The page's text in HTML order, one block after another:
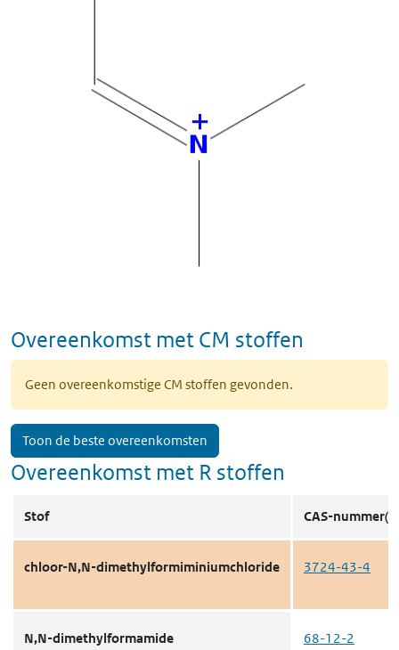
Overeenkomst met CM stoffen
Geen overeenkomstige CM stoffen gevonden.
Toon de beste overeenkomsten
Overeenkomst met R stoffen
Stof CAS-nummer(s)
chloor-N,N-dimethylformiminiumchloride 3724-43-4
N,N-dimethylformamide 68-12-2